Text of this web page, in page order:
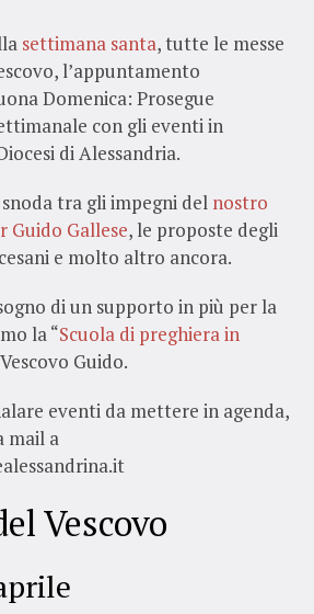
settimana santa, tutte le messe
l’appuntamento
Domenica: Prosegue
con gli eventi in
di Alessandria.
tra gli impegni del nostro
Guido Gallese, le proposte degli
e molto altro ancora.
di un supporto in più per la
la “Scuola di preghiera in
Guido.
eventi da mettere in agenda,
mail a
Vescovo